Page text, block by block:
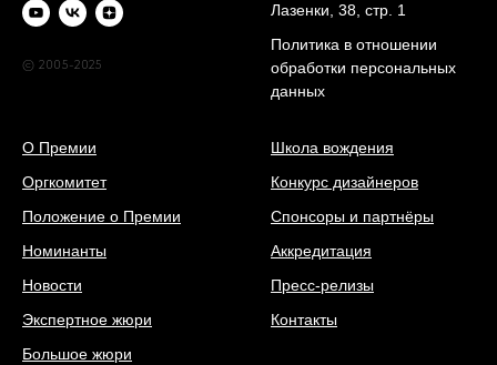
© 2005-2025
Лазенки, 38, стр. 1
Политика в отношении
обработки персональных
данных
О Премии
Оргкомитет
Положение о Премии
Номинанты
Новости
Экспертное жюри
Большое жюри
Школа вождения
Конкурс дизайнеров
Спонсоры и партнёры
Аккредитация
Пресс-релизы
Контакты